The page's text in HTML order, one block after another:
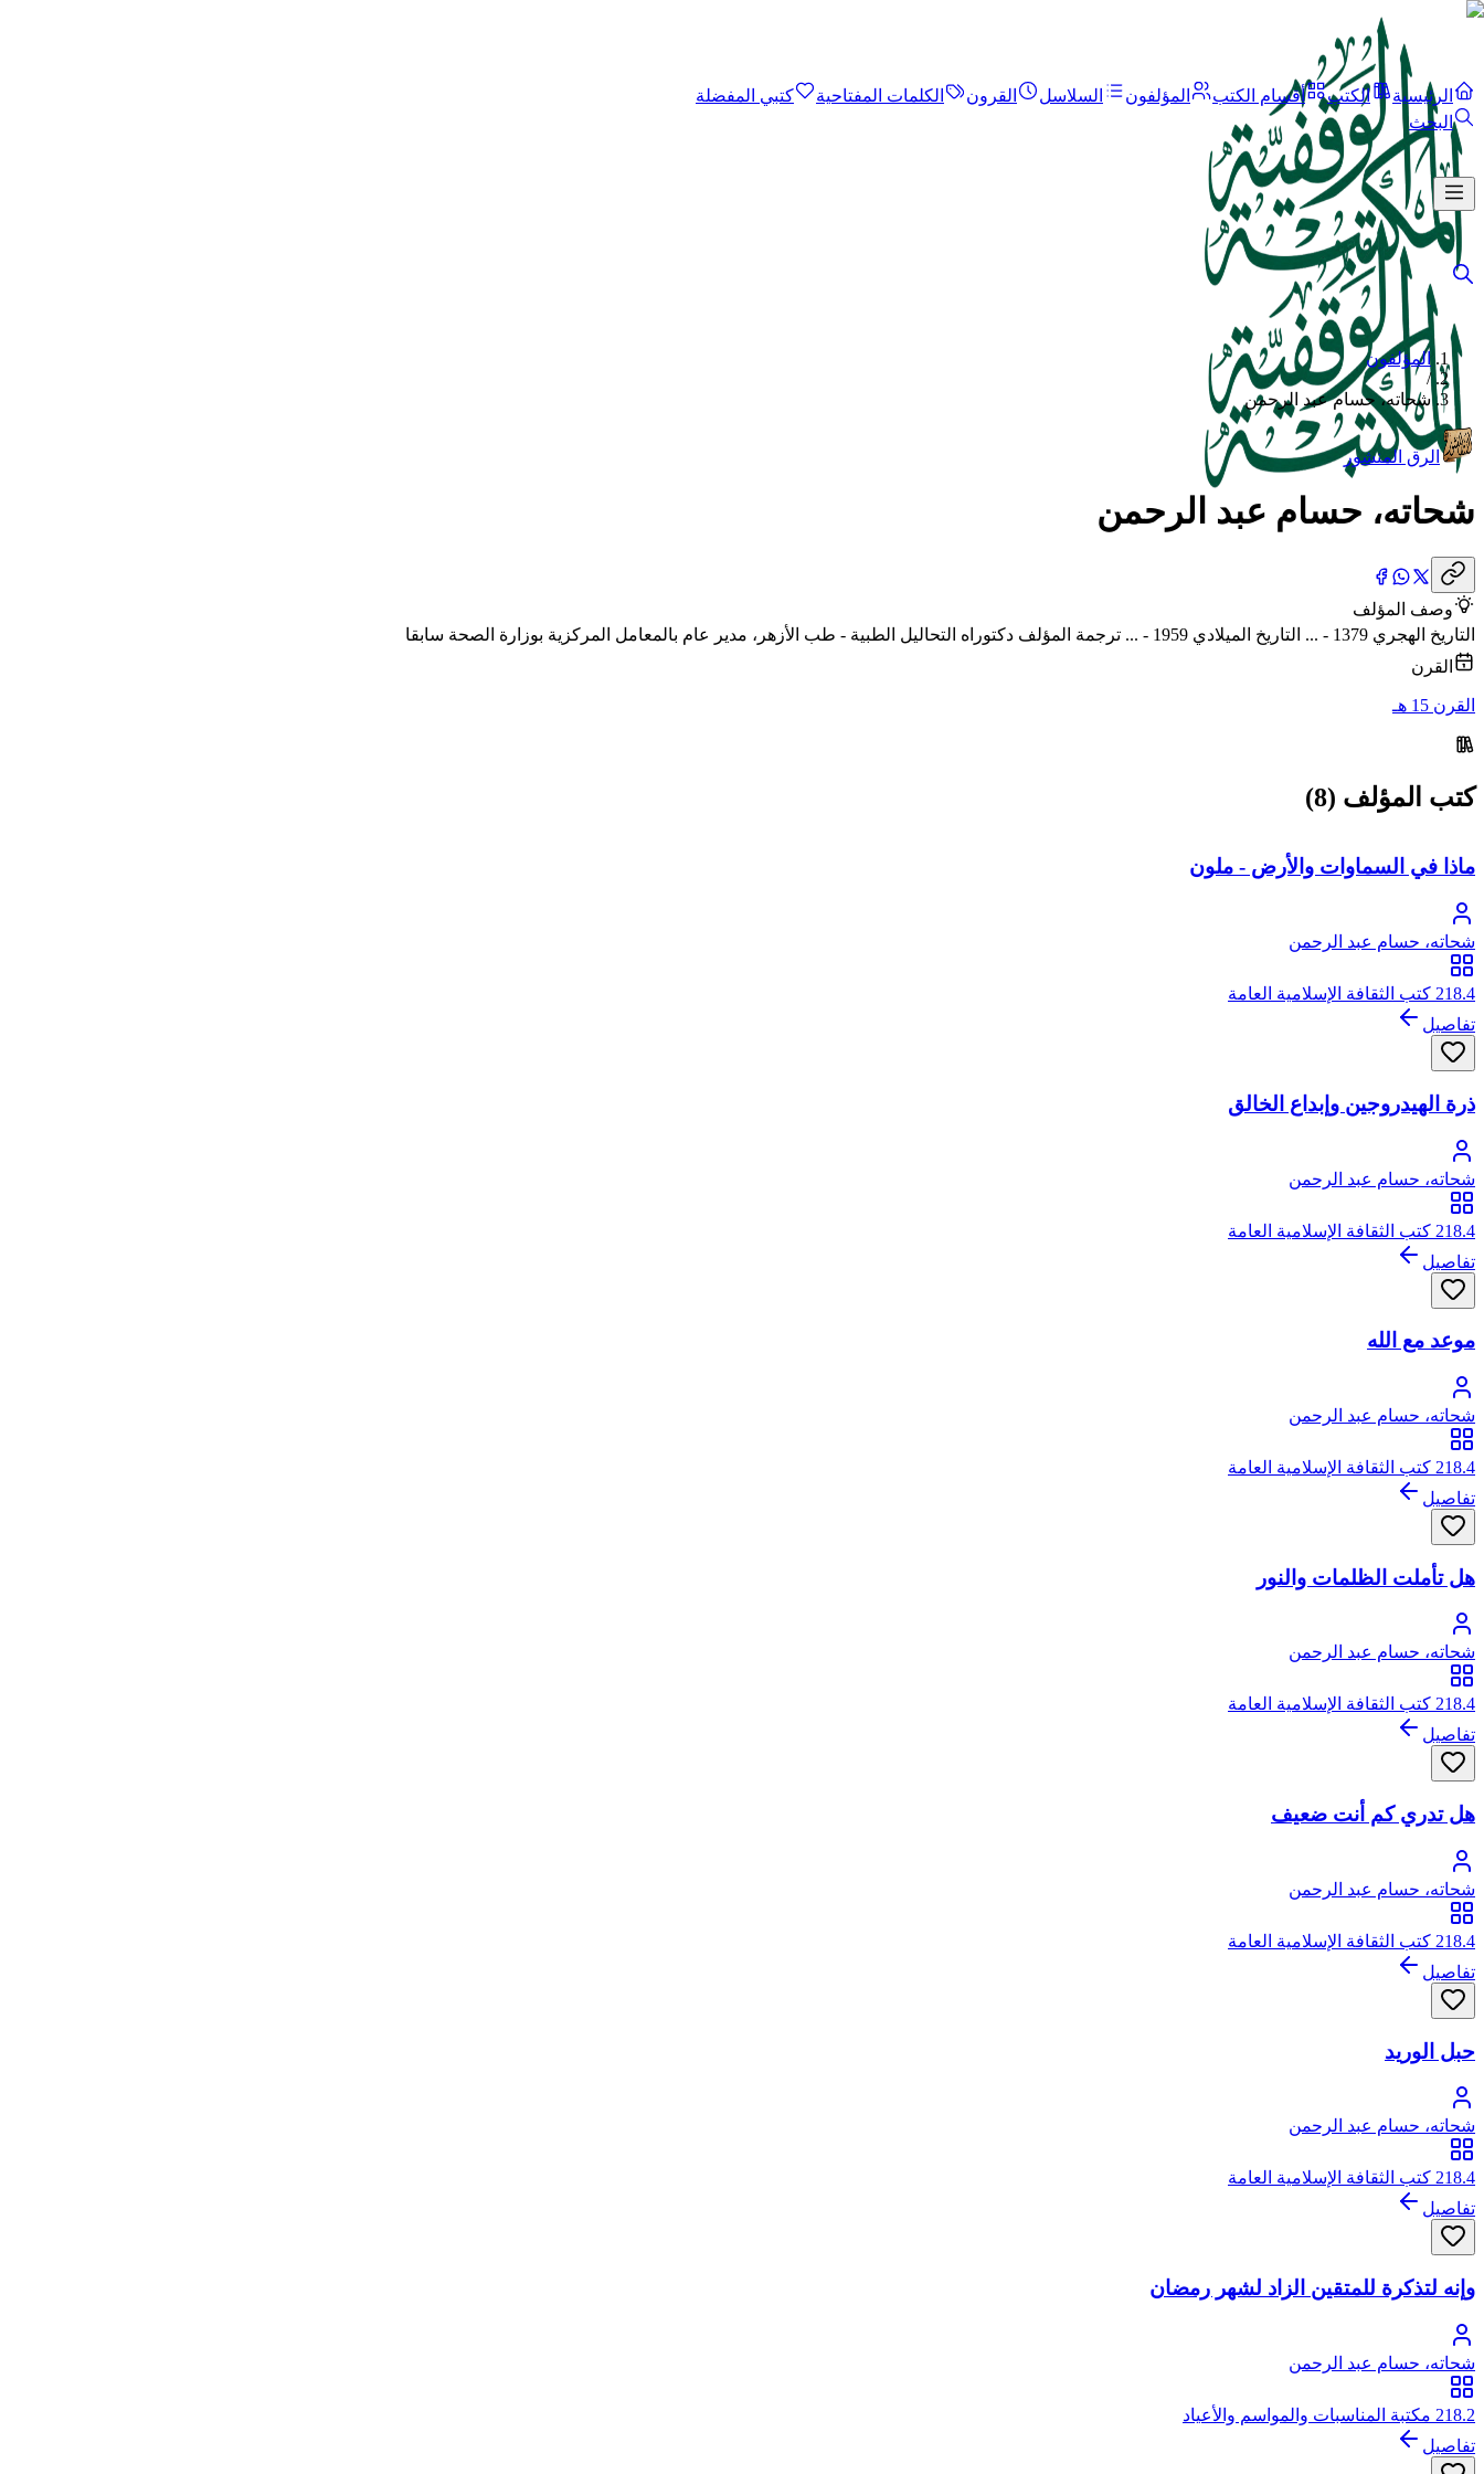
الرئيسية الكتب أقسام الكتب المؤلفون السلاسل القرون الكلمات المفتاحية
كتبي المفضلة
البحث
المؤلفون
/
شحاته، حسام عبد الرحمن
الرق المنشور
شحاته، حسام عبد الرحمن
وصف المؤلف
التاريخ الهجري 1379 - ... التاريخ الميلادي 1959 - ... ترجمة المؤلف دكتوراه التحاليل الطبية - طب الأزهر، مدير عام بالمعامل المركزية بوزارة الصحة سابقا
القرن
القرن 15 هـ
كتب المؤلف (8)
ماذا في السماوات والأرض - ملون
شحاته، حسام عبد الرحمن
218.4 كتب الثقافة الإسلامية العامة
تفاصيل
ذرة الهيدروجين وإبداع الخالق
شحاته، حسام عبد الرحمن
218.4 كتب الثقافة الإسلامية العامة
تفاصيل
موعد مع الله
شحاته، حسام عبد الرحمن
218.4 كتب الثقافة الإسلامية العامة
تفاصيل
هل تأملت الظلمات والنور
شحاته، حسام عبد الرحمن
218.4 كتب الثقافة الإسلامية العامة
تفاصيل
هل تدري كم أنت ضعيف
شحاته، حسام عبد الرحمن
218.4 كتب الثقافة الإسلامية العامة
تفاصيل
حبل الوريد
شحاته، حسام عبد الرحمن
218.4 كتب الثقافة الإسلامية العامة
تفاصيل
وإنه لتذكرة للمتقين الزاد لشهر رمضان
شحاته، حسام عبد الرحمن
218.2 مكتبة المناسبات والمواسم والأعياد
تفاصيل